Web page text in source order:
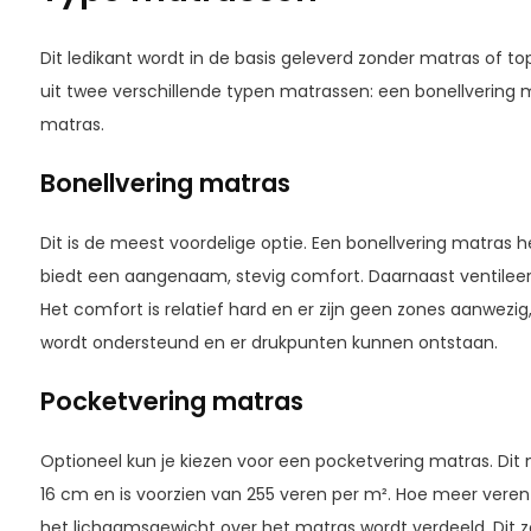
Dit ledikant wordt in de basis geleverd zonder matras of
uit twee verschillende typen matrassen: een bonellvering
matras.
Bonellvering matras
Dit is de meest voordelige optie. Een bonellvering matras
biedt een aangenaam, stevig comfort. Daarnaast
Het comfort is relatief hard en er zijn geen zones
wordt ondersteund en er drukpunten kunnen ontstaan.
Pocketvering matras
Optioneel kun je kiezen voor een pocketvering matras.
16 cm en is voorzien van 255 veren per m². Hoe meer